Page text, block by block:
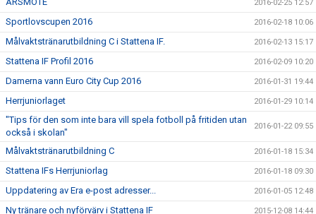
2016-02-25 12:57
Sportlovscupen 2016 2016-02-18 10:06
Målvaktstränarutbildning C i Stattena IF. 2016-02-13 15:17
Stattena IF Profil 2016 2016-02-09 10:20
Damerna vann Euro City Cup 2016 2016-01-31 19:44
Herrjuniorlaget 2016-01-29 10:14
"Tips för den som inte bara vill spela fotboll på fritiden utan
också i skolan"
2016-01-22 09:55
Målvaktstränarutbildning C 2016-01-18 15:34
Stattena IFs Herrjuniorlag 2016-01-18 09:30
Uppdatering av Era e-post adresser... 2016-01-05 12:48
Ny tränare och nyförvärv i Stattena IF 2015-12-08 14:44